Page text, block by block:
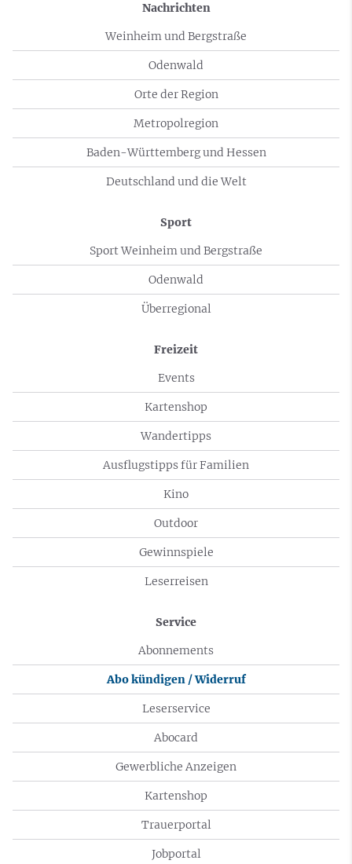
Nachrichten
Weinheim und Bergstraße
Odenwald
Orte der Region
Metropolregion
Baden-Württemberg und Hessen
Deutschland und die Welt
Sport
Sport Weinheim und Bergstraße
Odenwald
Überregional
Freizeit
Events
Kartenshop
Wandertipps
Ausflugstipps für Familien
Kino
Outdoor
Gewinnspiele
Leserreisen
Service
Abonnements
Abo kündigen / Widerruf
Leserservice
Abocard
Gewerbliche Anzeigen
Kartenshop
Trauerportal
Jobportal